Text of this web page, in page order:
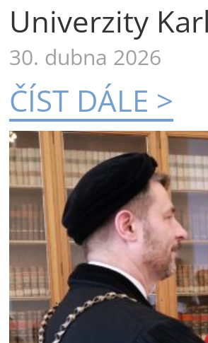
Univerzity
30. dubna 2026
ČÍST DÁLE >